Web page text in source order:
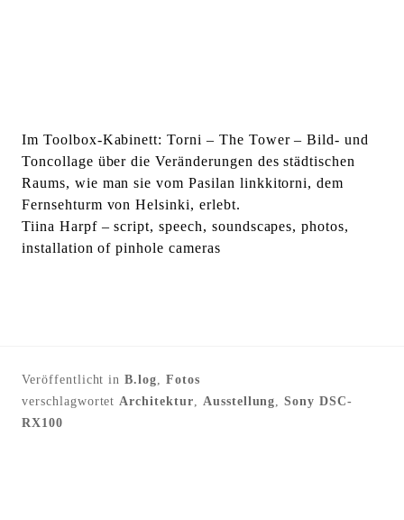
Im Toolbox-Kabinett: Torni – The Tower – Bild- und
Toncollage über die Veränderungen des städtischen
Raums, wie man sie vom Pasilan linkkitorni, dem
Fernsehturm von Helsinki, erlebt.
Tiina Harpf – script, speech, soundscapes, photos,
installation of pinhole cameras
Veröffentlicht inB.log,Fotos
verschlagwortetArchitektur, Ausstellung,Sony DSC-
RX100